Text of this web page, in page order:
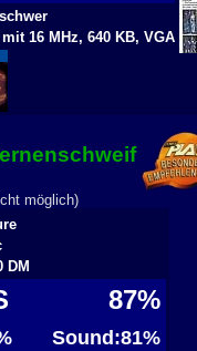
16 MHz, 640 KB, VGA
möglich)
DM
87%
Sound:81%